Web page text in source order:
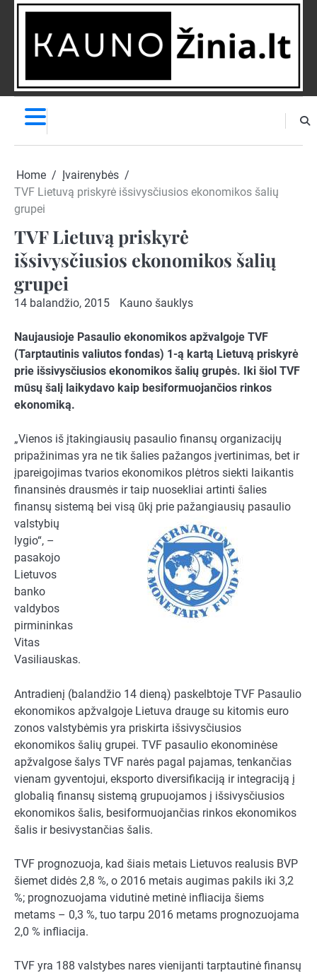
Skip
NAUJIENĄ
Home
Įvairenybės
TVF Lietuvą priskyrė išsivysčiusios ekonomikos šalių
grupei
TVF Lietuvą priskyrė
išsivysčiusios ekonomikos šalių
grupei
14 balandžio, 2015 Kauno šauklys
Naujausioje Pasaulio ekonomikos apžvalgoje TVF
(Tarptautinis valiutos fondas) 1-ą kartą Lietuvą priskyrė
prie išsivysčiusios ekonomikos šalių grupės. Iki šiol TVF
mūsų šalį laikydavo kaip besiformuojančios rinkos
ekonomiką.
„Vienos iš įtakingiausių pasaulio finansų organizacijų
pripažinimas yra ne tik šalies pažangos įvertinimas, bet ir
įpareigojimas tvarios ekonomikos plėtros siekti laikantis
finansinės drausmės ir taip nuosekliai artinti šalies
finansų sistemą bei visą ūkį prie pažangiausių pasaulio
valstybių
lygio“, –
pasakojo
Lietuvos
banko
valdybos
pirmininkas
Vitas
Vasiliauskas.
Antradienį (balandžio 14 dieną) paskelbtoje TVF Pasaulio
ekonomikos apžvalgoje Lietuva drauge su kitomis euro
zonos valstybėmis yra priskirta išsivysčiusios
ekonomikos šalių grupei. TVF pasaulio ekonominėse
apžvalgose šalys TVF narės pagal pajamas, tenkančias
vienam gyventojui, eksporto diversifikaciją ir integraciją į
globalią finansų sistemą grupuojamos į išsivysčiusios
ekonomikos šalis, besiformuojančias rinkos ekonomikos
šalis ir besivystančias šalis.
TVF prognozuoja, kad šiais metais Lietuvos realusis BVP
šiemet didės 2,8 %, o 2016 metais augimas pakils iki 3,2
%; prognozuojama vidutinė metinė infliacija šiems
metams – 0,3 %, tuo tarpu 2016 metams prognozuojama
2,0 % infliacija.
TVF yra 188 valstybes nares vienijanti tarptautinė finansų